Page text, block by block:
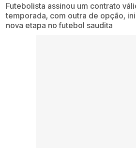
Futebolista assinou um contrato
temporada, com outra de opção,
nova etapa no futebol saudita